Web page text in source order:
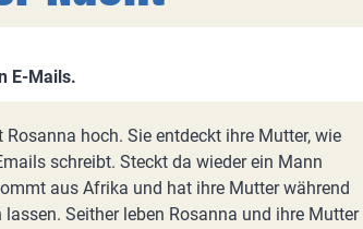
E-Mails.
hoch. Sie entdeckt ihre Mutter, wie
schreibt. Steckt da wieder ein Mann
aus Afrika und hat ihre Mutter während
Seither leben Rosanna und ihre Mutter